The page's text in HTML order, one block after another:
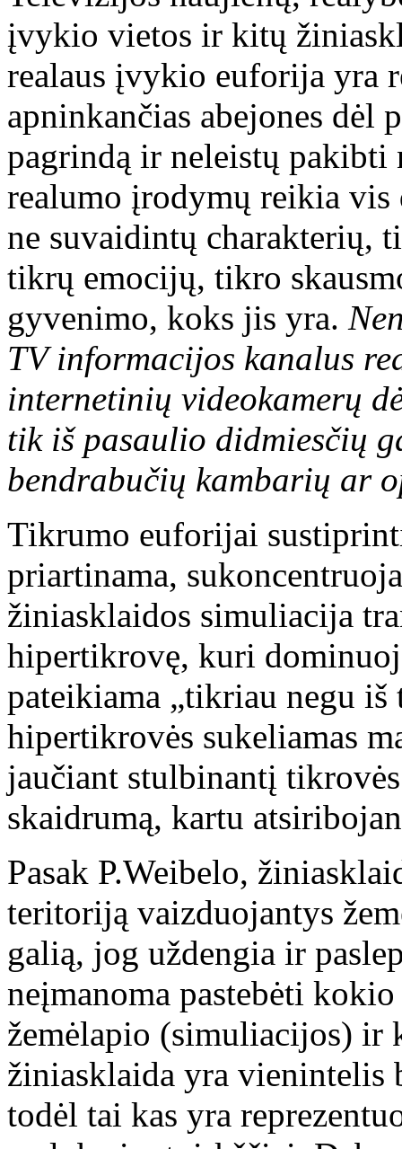
įvykio vietos ir kitų
realaus įvykio euforija yra
apninkančias abejones dėl
pagrindą ir neleistų pakibti
realumo įrodymų reikia
ne suvaidintų charakterių,
tikrų emocijų, tikro
gyvenimo, koks jis yra.
TV informacijos kanalus
internetinių videokamerų
tik iš pasaulio didmiesčių
bendrabučių kambarių ar
Tikrumo euforijai
priartinama,
žiniasklaidos simuliacija
hipertikrovę, kuri
pateikiama „tikriau negu
hipertikrovės sukeliamas
jaučiant stulbinantį
skaidrumą, kartu
Pasak P.Weibelo,
teritoriją vaizduojantys
galią, jog uždengia ir
neįmanoma pastebėti
žemėlapio (simuliacijos) ir
žiniasklaida yra vienintelis
todėl tai kas yra